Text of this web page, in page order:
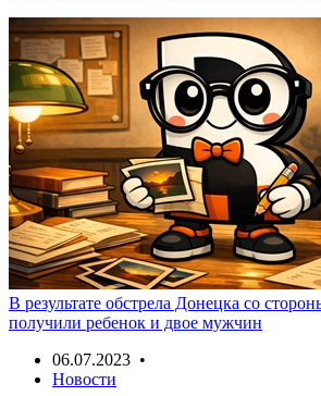
В результате обстрела Донецка со
получили ребенок и двое мужчин
06.07.2023 •
Новости